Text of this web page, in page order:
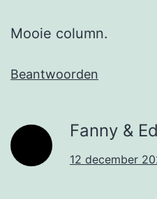
Mooie column.
Beantwoorden
Fanny &
12 december